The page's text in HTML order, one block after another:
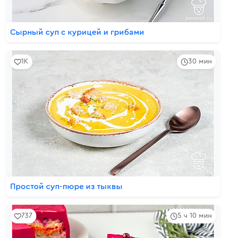
Сырный суп с курицей и грибами
30 мин
1K
Простой суп-пюре из тыквы
5 ч 10 мин
737